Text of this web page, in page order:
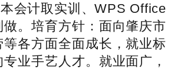
会计取实训、WPS Office
。培育方针：面向肇庆市
各方面全面成长，就业标
业手艺人才。就业面广，